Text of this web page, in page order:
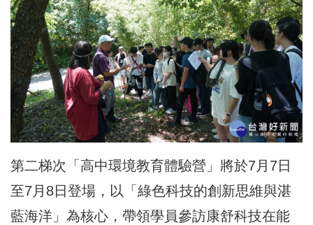
第二梯次「高中環境教育體驗營」將於7月7日
至7月8日登場，以「綠色科技的創新思維與湛
藍海洋」為核心，帶領學員參訪康舒科技在能